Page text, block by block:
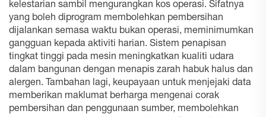
kelestarian sambil mengurangkan kos operasi. Sifatnya
yang boleh diprogram membolehkan pembersihan
dijalankan semasa waktu bukan operasi, meminimumkan
gangguan kepada aktiviti harian. Sistem penapisan
tingkat tinggi pada mesin meningkatkan kualiti udara
dalam bangunan dengan menapis zarah habuk halus dan
alergen. Tambahan lagi, keupayaan untuk menjejaki data
memberikan maklumat berharga mengenai corak
pembersihan dan penggunaan sumber, membolehkan